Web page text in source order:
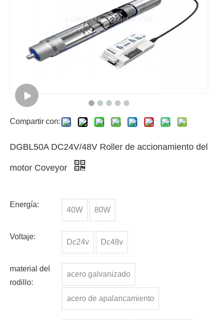
Compartir con:
DGBL50A DC24V/48V Roller de accionamiento del
motor Coveyor
Energía:
40W 80W
Voltaje:
Dc24v Dc48v
material del
rodillo:
acero galvanizado
acero de apalancamiento